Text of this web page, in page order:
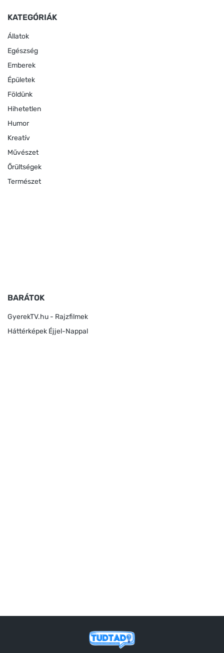
KATEGÓRIÁK
Állatok
Egészség
Emberek
Épületek
Földünk
Hihetetlen
Humor
Kreatív
Művészet
Őrültségek
Természet
BARÁTOK
GyerekTV.hu - Rajzfilmek
Háttérképek Éjjel-Nappal